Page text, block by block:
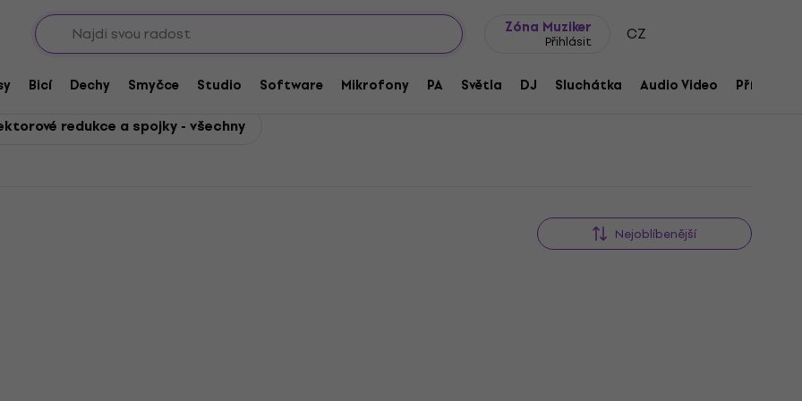
Zóna Muziker
Přihlásit CZ
Bicí Dechy Smyčce Studio Software Mikrofony PA Světla DJ Sluchátka Audio Video
redukce a spojky
a spojky
redukce a spojky - všechny
Nejoblíbenější